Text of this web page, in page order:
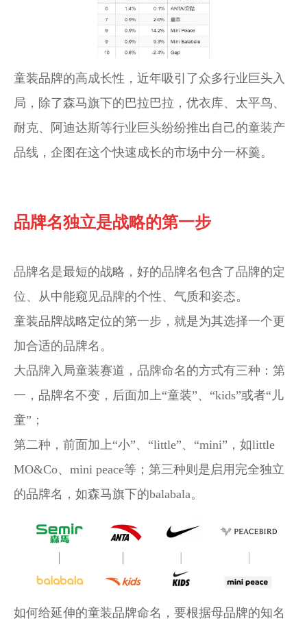
童装品牌的高成长性，近年吸引了众多行业巨头入
局，除了森马旗下的巴拉巴拉，优衣库、太平鸟、
耐克、阿迪达斯等行业巨头纷纷推出自己的童装产
品线，企图在这个快速成长的市场中分一杯羹。
品牌名独立是战略的第一步
品牌名是最短的战略，好的品牌名包含了品牌的定
位、从中能窥见品牌的个性、气质和姿态。
童装品牌战略定位的第一步，就是为其选择一个更
加合适的品牌名。
大品牌入局童装赛道，品牌命名的方式有三种：第
一，品牌名不变，后面加上“童装”、“kids”或者“儿
童”；
第二种，前面加上“小”、“little”、“mini”，如little
MO&Co、mini peace等；第三种则是启用完全独立
的品牌名，如森马旗下的balabala。
如何给延伸的童装品牌命名，要根据母品牌的知名